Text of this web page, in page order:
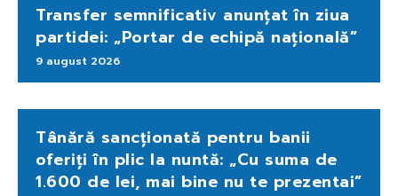
Transfer semnificativ anunțat în ziua
partidei: „Portar de echipă națională”
9 august 2026
Tânără sancționată pentru banii
oferiți în plic la nuntă: „Cu suma de
1.600 de lei, mai bine nu te prezentai”